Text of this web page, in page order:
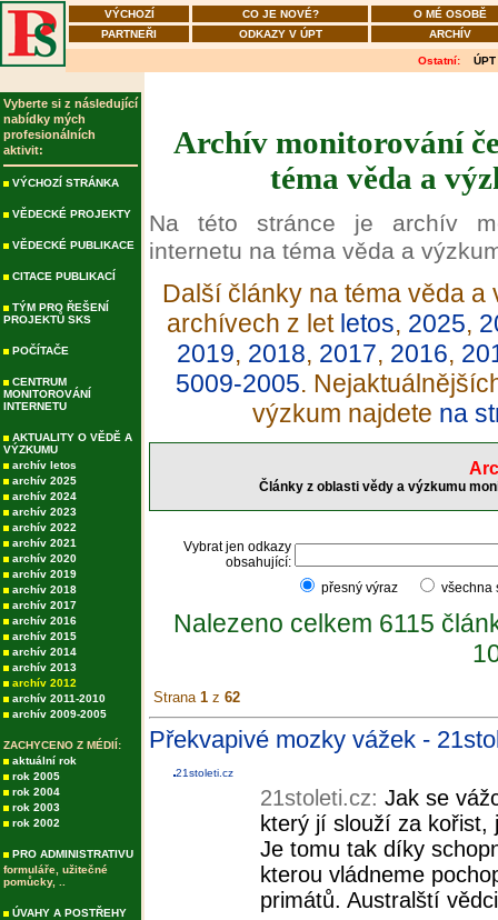
VÝCHOZÍ CO JE NOVÉ?
O MÉ OSOBĚ
PARTNEŘI
ODKAZY V ÚPT ARCHÍV
Ostatní: ÚPT
Vyberte si z následující
nabídky mých
profesionálních
aktivit:
VÝCHOZÍ STRÁNKA
VĚDECKÉ PROJEKTY
VĚDECKÉ PUBLIKACE
CITACE PUBLIKACÍ
TÝM PRO ŘEŠENÍ
PROJEKTŮ SKS
POČÍTAČE
CENTRUM
MONITOROVÁNÍ
INTERNETU
AKTUALITY O VĚDĚ A
VÝZKUMU
archív letos
archív 2025
archív 2024
archív 2023
archív 2022
archív 2021
archív 2020
archív 2019
archív 2018
archív 2017
archív 2016
archív 2015
archív 2014
archív 2013
archív 2012
archív 2011-2010
archív 2009-2005
ZACHYCENO Z MÉDIÍ:
aktuální rok
rok 2005
rok 2004
rok 2003
rok 2002
PRO ADMINISTRATIVU
formuláře, užitečné
pomůcky, ..
ÚVAHY A POSTŘEHY
Archív monitorování
téma věda a
Na této stránce je archív
internetu na téma věda a
Další články na téma věda
archívech z let letos, 2025,
2019, 2018, 2017, 2016,
5009-2005.
výzkum najdete na
Články z oblasti vědy a výzkumu
Vybrat jen odkazy
obsahující:
přesný výraz
Nalezeno celkem 6115
Strana 1 z 62
Překvapivé mozky vážek -
21stoleti.cz
21stoleti.cz: Jak se
který jí slouží za kořist,
Je tomu tak díky
kterou vládneme
primátů. Australští